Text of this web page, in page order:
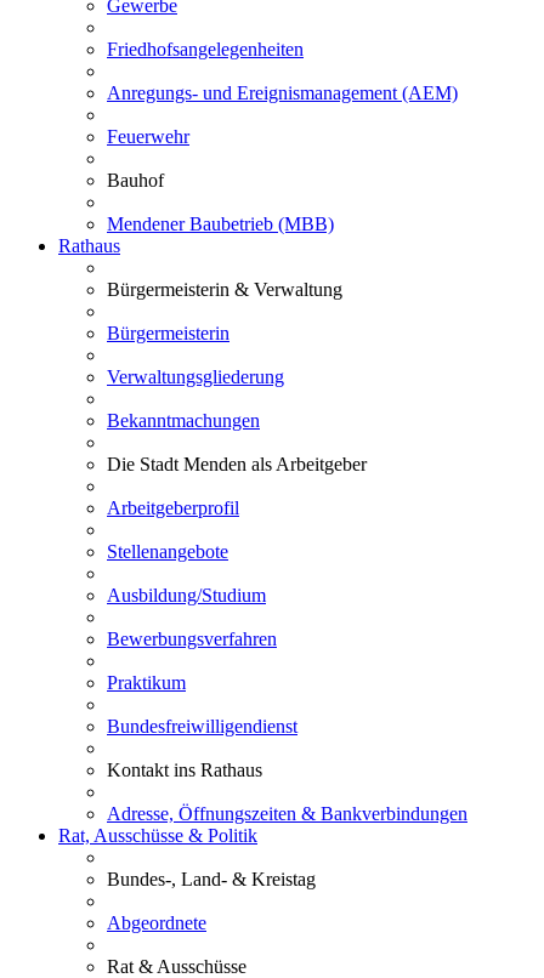
Gewerbe
Friedhofsangelegenheiten
Anregungs- und Ereignismanagement (AEM)
Feuerwehr
Bauhof
Mendener Baubetrieb (MBB)
Rathaus
Bürgermeisterin & Verwaltung
Bürgermeisterin
Verwaltungsgliederung
Bekanntmachungen
Die Stadt Menden als Arbeitgeber
Arbeitgeberprofil
Stellenangebote
Ausbildung/Studium
Bewerbungsverfahren
Praktikum
Bundesfreiwilligendienst
Kontakt ins Rathaus
Adresse, Öffnungszeiten & Bankverbindungen
Rat, Ausschüsse & Politik
Bundes-, Land- & Kreistag
Abgeordnete
Rat & Ausschüsse